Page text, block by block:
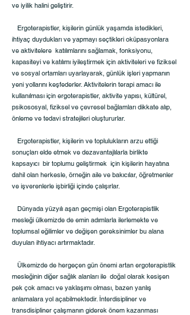
ve iyilik halini geliştirir.
Ergoterapistler, kişilerin günlük yaşamda istedikleri,
ihtiyaç duydukları ve yapmayı seçtikleri oküpasyonlara
ve aktivitelere katılımlarını sağlamak, fonksiyonu,
kapasiteyi ve katılımı iyileştirmek için aktiviteleri ve fiziksel
ve sosyal ortamları uyarlayarak, günlük işleri yapmanın
yeni yollarını keşfederler. Aktivitelerin terapi amacı ile
kullanılması için ergoterapistler, aktivite yapısı, kültürel,
psikososyal, fiziksel ve çevresel bağlamları dikkate alıp,
önleme ve tedavi stratejileri oluştururlar.
Ergoterapistler, kişilerin ve toplulukların arzu ettiği
sonuçları elde etmek ve dezavantajlılarla birlikte
kapsayıcı bir toplumu geliştirmek için kişilerin hayatına
dahil olan herkesle, örneğin aile ve bakıcılar, öğretmenler
ve işverenlerle işbirliği içinde çalışırlar.
Dünyada yüzyılı aşan geçmişi olan Ergoterapistlik
mesleği ülkemizde de emin adımlarla ilerlemekte ve
toplumsal eğilimler ve değişen gereksinimler bu alana
duyulan ihtiyacı artırmaktadır.
Ülkemizde de hergeçen gün önemi artan ergoterapistlik
mesleğinin diğer sağlık alanları ile doğal olarak kesişen
pek çok amacı ve yaklaşımı olması, bazen yanlış
anlamalara yol açabilmektedir. İnterdisipliner ve
transdisipliner çalışmanın giderek önem kazanması